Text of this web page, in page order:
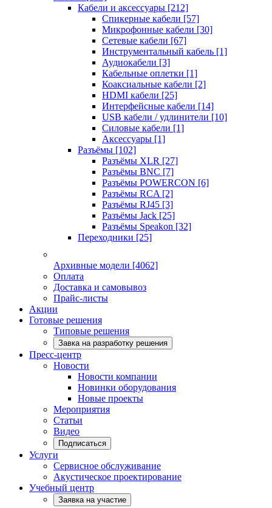
Кабели и аксессуары [212]
Спикерные кабели [57]
Микрофонные кабели [30]
Сетевые кабели [67]
Инструментальный кабель [1]
Аудиокабели [3]
Кабельные оплетки [1]
Коаксиальные кабели [2]
HDMI кабели [25]
Интерфейсные кабели [14]
USB кабели / удлинители [10]
Силовые кабели [1]
Аксессуары [1]
Разъёмы [102]
Разъёмы XLR [27]
Разъёмы BNC [7]
Разъёмы POWERCON [6]
Разъёмы RCA [2]
Разъёмы RJ45 [3]
Разъёмы Jack [25]
Разъёмы Speakon [32]
Переходники [25]
Архивные модели [4062]
Оплата
Доставка и самовывоз
Прайс-листы
Акции
Готовые решения
Типовые решения
Завка на разработку решения
Пресс-центр
Новости
Новости компании
Новинки оборудования
Новые проекты
Мероприятия
Статьи
Видео
Подписаться
Услуги
Сервисное обслуживание
Акустическое проектирование
Учебный центр
Заявка на участие